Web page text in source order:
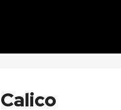
Calico